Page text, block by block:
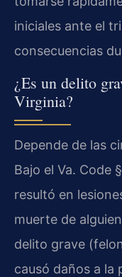
iniciales ante el
consecuencias
¿Es un delito
Virginia?
Depende de las
Bajo el Va. Code
resultó en
muerte de
delito grave
causó daños a la